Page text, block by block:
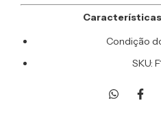
Condição
SKU: